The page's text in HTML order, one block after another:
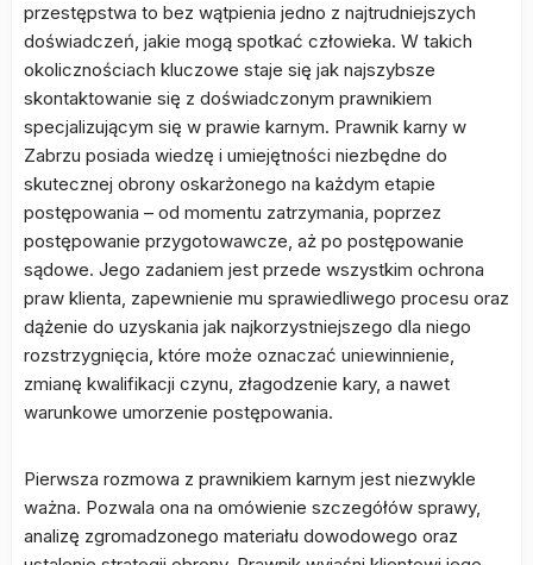
przestępstwa to bez wątpienia jedno z najtrudniejszych
doświadczeń, jakie mogą spotkać człowieka. W takich
okolicznościach kluczowe staje się jak najszybsze
skontaktowanie się z doświadczonym prawnikiem
specjalizującym się w prawie karnym. Prawnik karny w
Zabrzu posiada wiedzę i umiejętności niezbędne do
skutecznej obrony oskarżonego na każdym etapie
postępowania – od momentu zatrzymania, poprzez
postępowanie przygotowawcze, aż po postępowanie
sądowe. Jego zadaniem jest przede wszystkim ochrona
praw klienta, zapewnienie mu sprawiedliwego procesu oraz
dążenie do uzyskania jak najkorzystniejszego dla niego
rozstrzygnięcia, które może oznaczać uniewinnienie,
zmianę kwalifikacji czynu, złagodzenie kary, a nawet
warunkowe umorzenie postępowania.
Pierwsza rozmowa z prawnikiem karnym jest niezwykle
ważna. Pozwala ona na omówienie szczegółów sprawy,
analizę zgromadzonego materiału dowodowego oraz